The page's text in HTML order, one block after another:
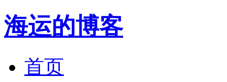
海运的博客
首页